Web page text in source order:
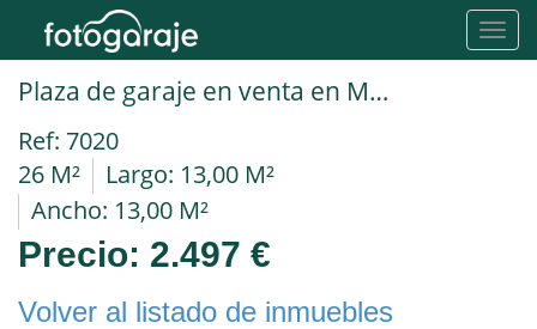
Plaza de garaje en venta en Murcia Molina de Segura
Ref: 7020
26 M²
Largo: 13,00 M²
Ancho: 13,00 M²
Precio: 2.497 €
Volver al listado de inmuebles